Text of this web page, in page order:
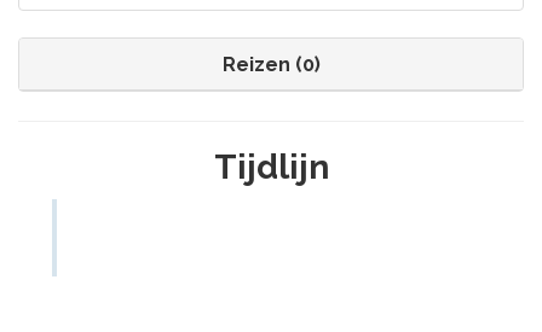
Reizen (0)
Tijdlijn